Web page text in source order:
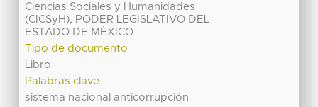
Ciencias Sociales y Humanidades
(CICSyH), PODER LEGISLATIVO DEL
ESTADO DE MÉXICO
Tipo de documento
Libro
Palabras clave
sistema nacional anticorrupción